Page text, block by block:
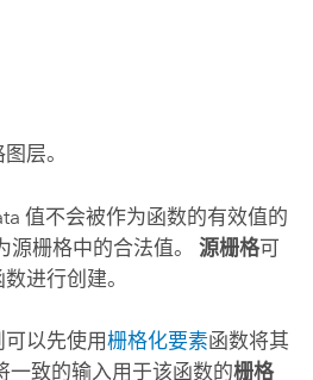
层。
值不会被作为函数的有效值的
源栅格中的合法值。 源栅格可
数进行创建。
以先使用栅格化要素函数将其
一致的输入用于该函数的栅格